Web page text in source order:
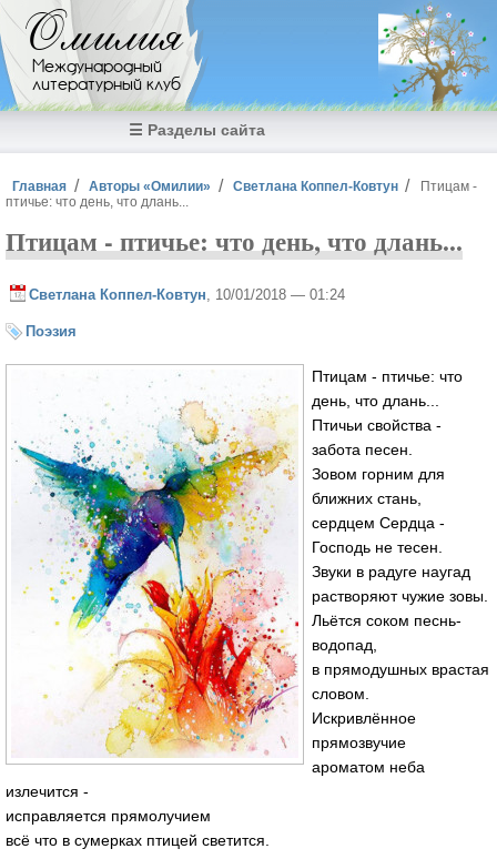
Перейти к основному содержанию
Омилия
Международный
литературный клуб
☰ Разделы сайта
Вы здесь
Главная Авторы «Омилии» Светлана Коппел-Ковтун
Птицам -
птичье: что день, что длань...
Птицам - птичье: что день, что длань...
Светлана Коппел-Ковтун , 10/01/2018 — 01:24
Поэзия
Птицам - птичье: что
день, что длань...
Птичьи свойства -
забота песен.
Зовом горним для
ближних стань,
сердцем Сердца -
Господь не тесен.
Звуки в радуге наугад
растворяют чужие зовы.
Льётся соком песнь-
водопад,
в прямодушных врастая
словом.
Искривлённое
прямозвучие
ароматом неба
излечится -
исправляется прямолучием
всё что в сумерках птицей светится.